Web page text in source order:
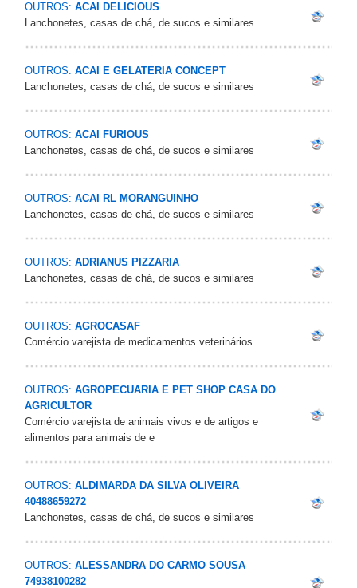
OUTROS: ACAI DELICIOUS
Lanchonetes, casas de chá, de sucos e similares
OUTROS: ACAI E GELATERIA CONCEPT
Lanchonetes, casas de chá, de sucos e similares
OUTROS: ACAI FURIOUS
Lanchonetes, casas de chá, de sucos e similares
OUTROS: ACAI RL MORANGUINHO
Lanchonetes, casas de chá, de sucos e similares
OUTROS: ADRIANUS PIZZARIA
Lanchonetes, casas de chá, de sucos e similares
OUTROS: AGROCASAF
Comércio varejista de medicamentos veterinários
OUTROS: AGROPECUARIA E PET SHOP CASA DO
AGRICULTOR
Comércio varejista de animais vivos e de artigos e
alimentos para animais de e
OUTROS: ALDIMARDA DA SILVA OLIVEIRA
40488659272
Lanchonetes, casas de chá, de sucos e similares
OUTROS: ALESSANDRA DO CARMO SOUSA
74938100282